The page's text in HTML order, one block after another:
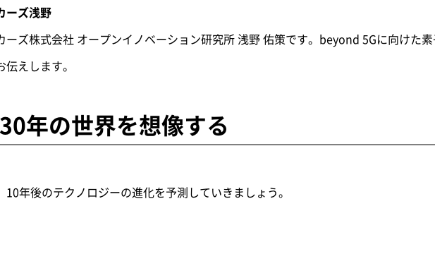
ーズ浅野
ーズ株式会社 オープンイノベーション研究所 浅野 佑策です。beyond 5Gに向けた
伝えします。
年の世界を想像する
10年後のテクノロジーの進化を予測していきましょう。